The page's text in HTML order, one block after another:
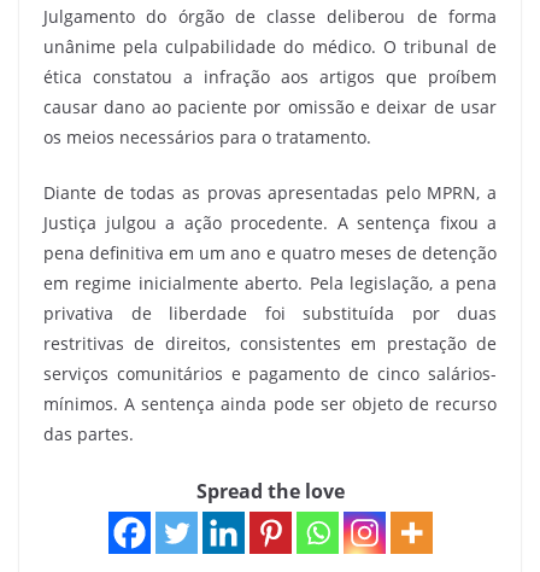
Julgamento do órgão de classe deliberou de forma
unânime pela culpabilidade do médico. O tribunal de
ética constatou a infração aos artigos que proíbem
causar dano ao paciente por omissão e deixar de usar
os meios necessários para o tratamento.
Diante de todas as provas apresentadas pelo MPRN, a
Justiça julgou a ação procedente. A sentença fixou a
pena definitiva em um ano e quatro meses de detenção
em regime inicialmente aberto. Pela legislação, a pena
privativa de liberdade foi substituída por duas
restritivas de direitos, consistentes em prestação de
serviços comunitários e pagamento de cinco salários-
mínimos. A sentença ainda pode ser objeto de recurso
das partes.
Spread the love